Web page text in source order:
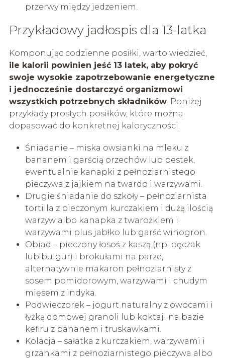
przerwy między jedzeniem.
Przykładowy jadłospis dla 13-latka
Komponując codzienne posiłki, warto wiedzieć,
ile kalorii powinien jeść 13 latek, aby pokryć
swoje wysokie zapotrzebowanie energetyczne
i jednocześnie dostarczyć organizmowi
wszystkich potrzebnych składników. Poniżej
przykłady prostych posiłków, które można
dopasować do konkretnej kaloryczności.
Śniadanie – miska owsianki na mleku z
bananem i garścią orzechów lub pestek,
ewentualnie kanapki z pełnoziarnistego
pieczywa z jajkiem na twardo i warzywami.
Drugie śniadanie do szkoły – pełnoziarnista
tortilla z pieczonym kurczakiem i dużą ilością
warzyw albo kanapka z twarożkiem i
warzywami plus jabłko lub garść winogron.
Obiad – pieczony łosoś z kaszą (np. pęczak
lub bulgur) i brokułami na parze,
alternatywnie makaron pełnoziarnisty z
sosem pomidorowym, warzywami i chudym
mięsem z indyka.
Podwieczorek – jogurt naturalny z owocami i
łyżką domowej granoli lub koktajl na bazie
kefiru z bananem i truskawkami.
Kolacja – sałatka z kurczakiem, warzywami i
grzankami z pełnoziarnistego pieczywa albo